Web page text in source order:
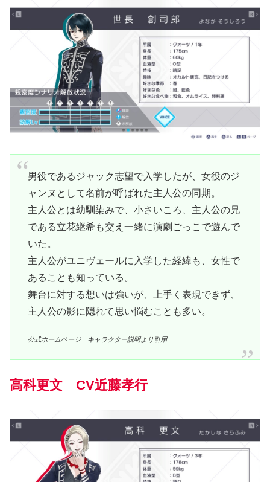
男役であるジャック志望で入学したが、女役のジ
ャンヌとして名前が呼ばれた主人公の同期。
主人公とは幼馴染みで、小さいころ、主人公の兄
である立花継希も交え一緒に演劇ごっこで遊んで
いた。
主人公がユニヴェールに入学した経緯も、女性で
あることも知っている。
舞台に対する想いは強いが、上手く表現できず、
主人公の影に隠れて思い悩むことも多い。
公式ホームページ キャラクター説明より引用
高科更文 CV近藤孝行